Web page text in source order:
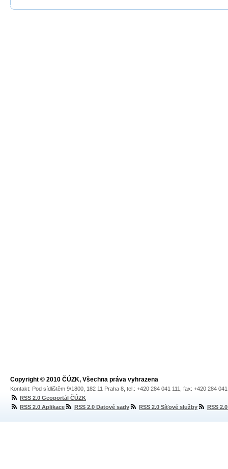
Copyright © 2010 ČÚZK, Všechna práva vyhrazena
Kontakt: Pod sídlištěm 9/1800, 182 11 Praha 8, tel.: +420 284 041 111, fax: +420 284
RSS 2.0 Geoportál ČÚZK
RSS 2.0 Aplikace
RSS 2.0 Datové sady RSS 2.0 Síťové služby RSS